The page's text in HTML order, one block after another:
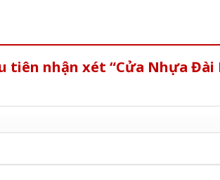
tiên nhận xét “Cửa Nhựa Đài